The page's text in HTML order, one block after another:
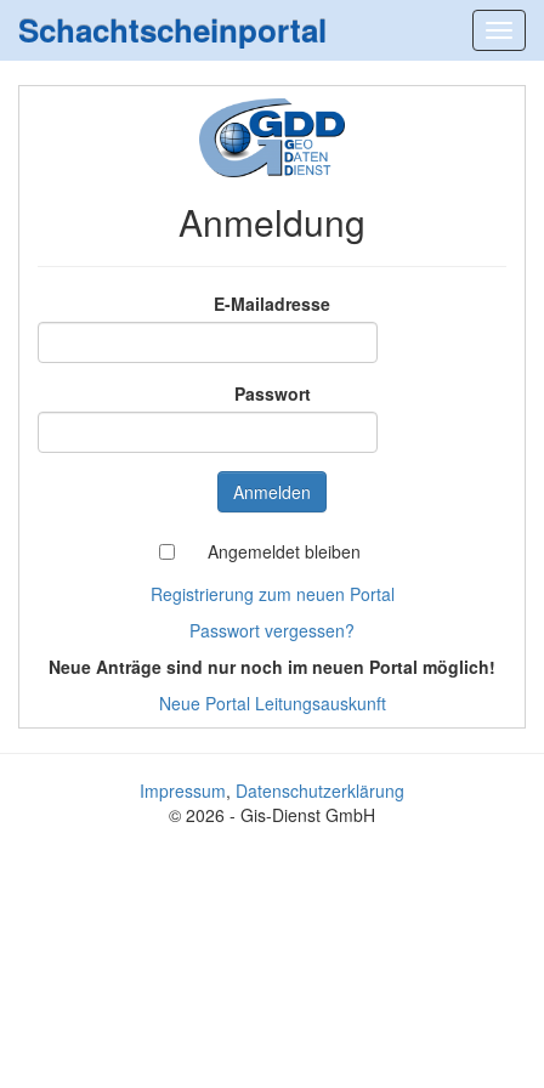
Schachtscheinportal
Anmeldung
E-Mailadresse
Passwort
Angemeldet bleiben
Registrierung zum neuen Portal
Passwort vergessen?
Neue Anträge sind nur noch im neuen Portal möglich!
Neue Portal Leitungsauskunft
Impressum, Datenschutzerklärung
© 2026 - Gis-Dienst GmbH